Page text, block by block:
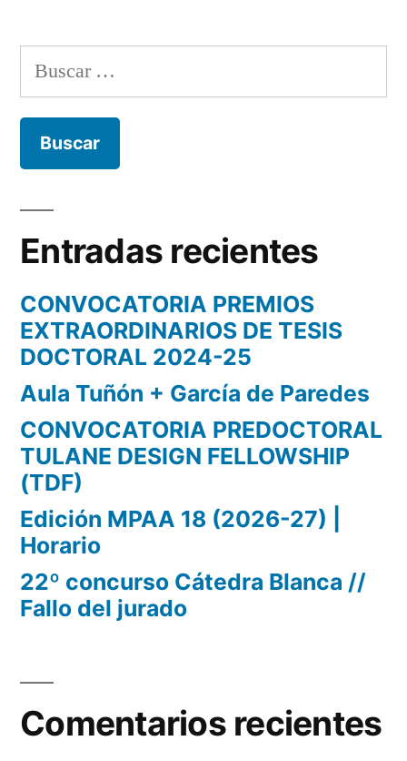
Buscar:
Entradas recientes
CONVOCATORIA PREMIOS
EXTRAORDINARIOS DE TESIS
DOCTORAL 2024-25
Aula Tuñón + García de Paredes
CONVOCATORIA PREDOCTORAL
TULANE DESIGN FELLOWSHIP
(TDF)
Edición MPAA 18 (2026-27) |
Horario
22º concurso Cátedra Blanca //
Fallo del jurado
Comentarios recientes